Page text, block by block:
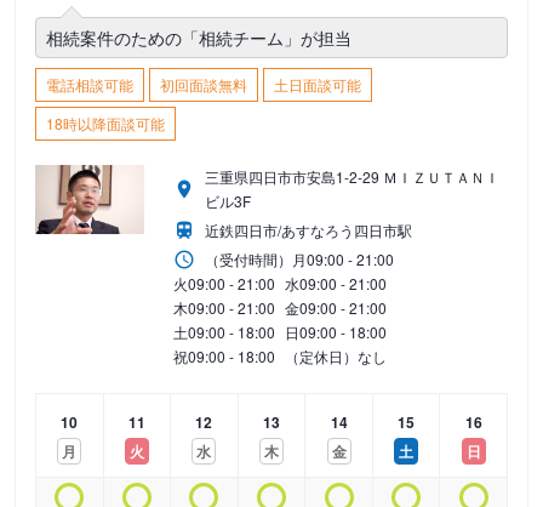
相続案件のための「相続チーム」が担当
電話相談可能 初回面談無料
土日面談可能
18時以降面談可能
三重県四日市市安島1-2-29 ＭＩＺＵＴＡＮＩ
ビル3F
近鉄四日市/あすなろう四日市駅
（受付時間） 月09:00 - 21:00
火09:00 - 21:00 水09:00 - 21:00
木09:00 - 21:00 金09:00 - 21:00
土09:00 - 18:00 日09:00 - 18:00
祝09:00 - 18:00 （定休日）なし
10
月
11
火
12
水
13
木
14
金
15
土
16
日